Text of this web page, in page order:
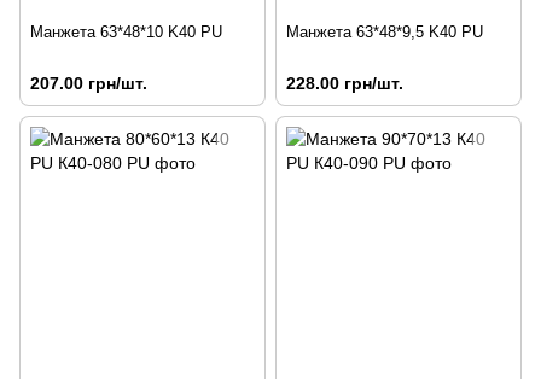
Манжета 63*48*10 K40 PU
207.00 грн/шт.
Манжета 63*48*9,5 K40 PU
228.00 грн/шт.